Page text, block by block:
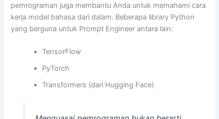
pemrograman juga membantu Anda untuk memahami cara
kerja model bahasa dari dalam. Beberapa library Python
yang berguna untuk Prompt Engineer antara lain:
TensorFlow
PyTorch
Transformers (dari Hugging Face)